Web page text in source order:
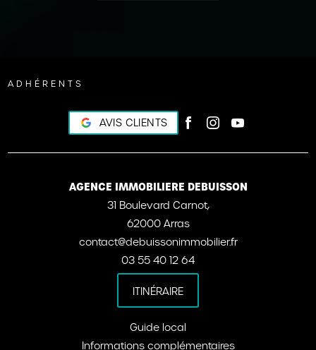
ADHÉRENTS
AVIS CLIENTS
AGENCE IMMOBILIERE DEBUISSON
31 Boulevard Carnot,
62000 Arras
contact@debuissonimmobilier.fr
03 55 40 12 64
ITINÉRAIRE
Guide local
Informations complémentaires